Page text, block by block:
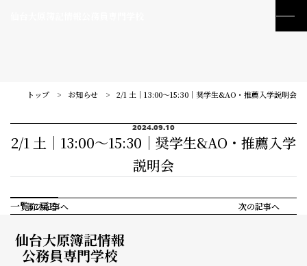
トップ お知らせ 2/1 土｜13:00～15:30｜奨学生&AO・推薦入学説明会
2024.09.10
2/1 土｜13:00～15:30｜奨学生&AO・推薦入学
説明会
前の記事へ
一覧に戻る 次の記事へ
仙台大原簿記情報
公務員専門学校